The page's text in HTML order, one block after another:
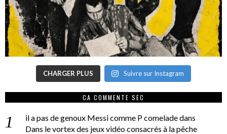
CHARGER PLUS Suivre sur Instagram
CA COMMENTE SEC
il a pas de genoux Messi comme P comeladedans
Dans le vortex des jeux vidéo consacrés à la pêche